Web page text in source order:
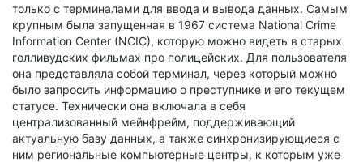
только с терминалами для ввода и вывода данных. Самым
крупным была запущенная в 1967 система National Crime
Information Center (NCIC), которую можно видеть в старых
голливудских фильмах про полицейских. Для пользователя
она представляла собой терминал, через который можно
было запросить информацию о преступнике и его текущем
статусе. Технически она включала в себя
централизованный мейнфрейм, поддерживающий
актуальную базу данных, а также синхронизирующиеся с
ним региональные компьютерные центры, к которым уже